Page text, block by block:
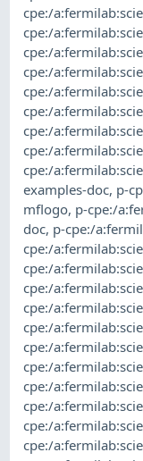
cpe:/
cpe:/
cpe:/
cpe:/
cpe:/
cpe:/
cpe:/
cpe:/
cpe:/
examples-doc, p-
mflogo, p-cpe:/
doc, p-cpe:/
cpe:/
cpe:/
cpe:/
cpe:/
cpe:/
cpe:/
cpe:/
cpe:/
cpe:/
cpe:/
cpe:/